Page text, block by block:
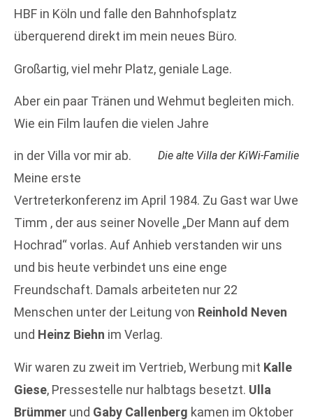
HBF in Köln und falle den Bahnhofsplatz
überquerend direkt im mein neues Büro.
Großartig, viel mehr Platz, geniale Lage.
Aber ein paar Tränen und Wehmut begleiten mich.
Wie ein Film laufen die vielen Jahre
Die alte Villa der KiWi-Familie
in der Villa vor mir ab.
Meine erste
Vertreterkonferenz im April 1984. Zu Gast war Uwe
Timm , der aus seiner Novelle „Der Mann auf dem
Hochrad“ vorlas. Auf Anhieb verstanden wir uns
und bis heute verbindet uns eine enge
Freundschaft. Damals arbeiteten nur 22
Menschen unter der Leitung von Reinhold Neven
und Heinz Biehn im Verlag.
Wir waren zu zweit im Vertrieb, Werbung mit Kalle
Giese, Pressestelle nur halbtags besetzt. Ulla
Brümmer und Gaby Callenberg kamen im Oktober